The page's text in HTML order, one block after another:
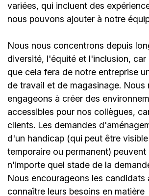
variées, qui incluent des
nous pouvons ajouter à notre
Nous nous concentrons depuis
diversité, l'équité et l'inclusion, car
que cela fera de notre entreprise
de travail et de magasinage. Nous
engageons à créer des
accessibles pour nos collègues,
clients. Les demandes
d'un handicap (qui peut être
temporaire ou permanent) peuvent
n'importe quel stade de la
Nous encourageons les candidats
connaître leurs besoins en matière